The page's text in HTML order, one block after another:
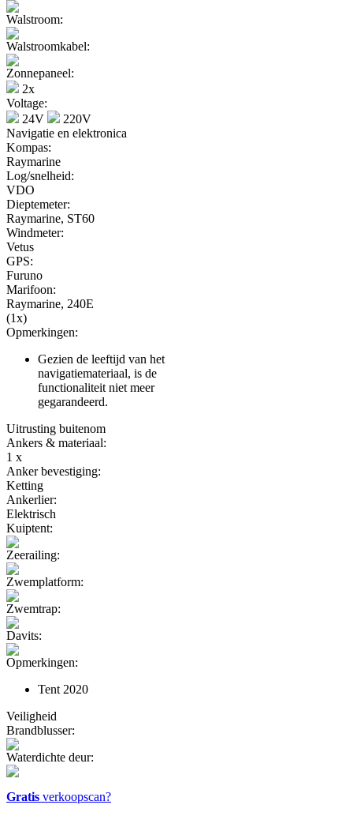
Walstroom:
Walstroomkabel:
Zonnepaneel:
2x
Voltage:
24V
220V
Navigatie en elektronica
Kompas:
Raymarine
Log/snelheid:
VDO
Dieptemeter:
Raymarine, ST60
Windmeter:
Vetus
GPS:
Furuno
Marifoon:
Raymarine, 240E
(1x)
Opmerkingen:
Gezien de leeftijd van het
navigatiemateriaal, is de
functionaliteit niet meer
gegarandeerd.
Uitrusting buitenom
Ankers & materiaal:
1 x
Anker bevestiging:
Ketting
Ankerlier:
Elektrisch
Kuiptent:
Zeerailing:
Zwemplatform:
Zwemtrap:
Davits:
Opmerkingen:
Tent 2020
Veiligheid
Brandblusser:
Waterdichte deur:
Gratis verkoopscan?